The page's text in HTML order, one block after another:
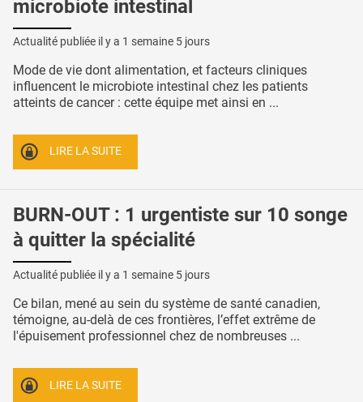
microbiote intestinal
Actualité publiée il y a 1 semaine 5 jours
Mode de vie dont alimentation, et facteurs cliniques
influencent le microbiote intestinal chez les patients
atteints de cancer : cette équipe met ainsi en ...
LIRE LA SUITE
BURN-OUT : 1 urgentiste sur 10 songe
à quitter la spécialité
Actualité publiée il y a 1 semaine 5 jours
Ce bilan, mené au sein du système de santé canadien,
témoigne, au-delà de ces frontières, l’effet extrême de
l'épuisement professionnel chez de nombreuses ...
LIRE LA SUITE